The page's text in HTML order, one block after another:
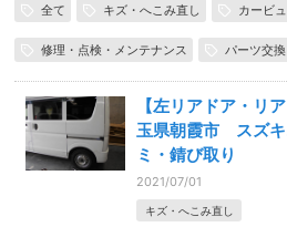
全て キズ・へこみ直し カービ
修理・点検・メンテナンス パーツ交
【左リアドア・リ
玉県朝霞市 スズ
ミ・錆び取り
2021/07/01
キズ・へこみ直し